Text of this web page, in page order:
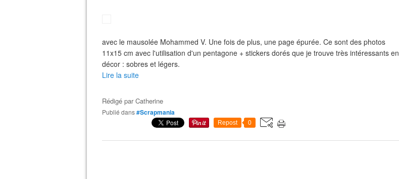
avec le mausolée Mohammed V. Une fois de plus, une page épurée. Ce sont des photos
11x15 cm avec l'utilisation d'un pentagone + stickers dorés que je trouve très intéressants en
décor : sobres et légers.
Lire la suite
Rédigé parCatherine
Publié dans#Scrapmania
Repost 0